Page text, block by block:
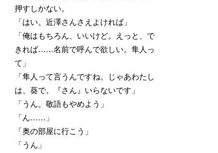
押すしかない。
「はい。近澤さんさえよければ」
「俺はもちろん、いいけど。えっと、で
きれば……名前で呼んで欲しい。隼人っ
て」
「隼人って言うんですね。じゃあわたし
は、葵で。『さん』いらないです」
「うん。敬語もやめよう」
「ん……」
「奥の部屋に行こう」
「うん」